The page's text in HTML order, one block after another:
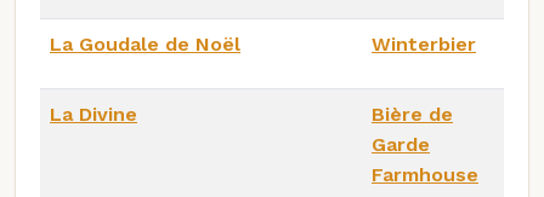
La Goudale de Noël Winterbier
La Divine
Bière de
Garde
Farmhouse